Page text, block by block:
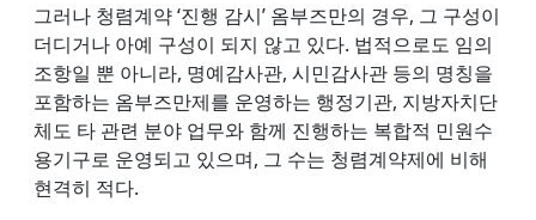
그러나 청렴계약 ‘진행 감시’ 옴부즈만의 경우, 그 구성이
더디거나 아예 구성이 되지 않고 있다. 법적으로도 임의
조항일 뿐 아니라, 명예감사관, 시민감사관 등의 명칭을
포함하는 옴부즈만제를 운영하는 행정기관, 지방자치단
체도 타 관련 분야 업무와 함께 진행하는 복합적 민원수
용기구로 운영되고 있으며, 그 수는 청렴계약제에 비해
현격히 적다.